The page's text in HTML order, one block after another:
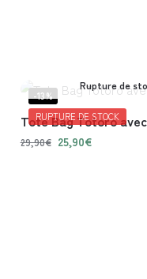
-13%
RUPTURE DE STOCK
Rupture de
Tote Bag Totoro
29,90€ 25,90€